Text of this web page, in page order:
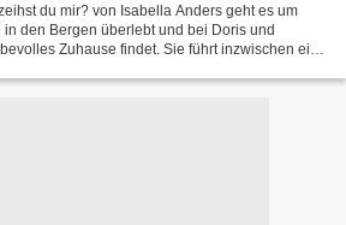
du mir? von Isabella Anders geht es um
den Bergen überlebt und bei Doris und
Zuhause findet. Sie führt inzwischen ein